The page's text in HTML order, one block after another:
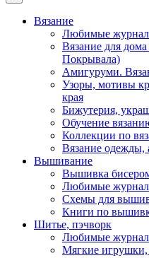
Вязание
Любимые
Вязание для
Покрывала)
Амигуруми.
Узоры, мотивы
края
Бижутерия,
Обучение
Коллекции по
Вязание одежды,
Вышивание
Вышивка
Любимые
Схемы для
Книги по
Шитье, пэчворк
Любимые
Мягкие игрушки,